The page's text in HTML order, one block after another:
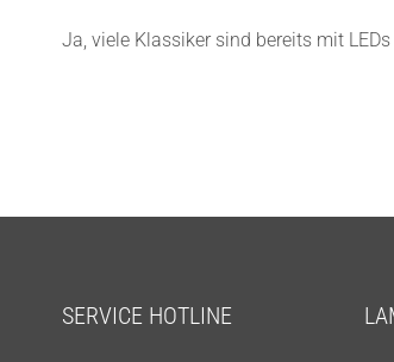
Ja, viele Klassiker sind bereits mit
SERVICE HOTLINE